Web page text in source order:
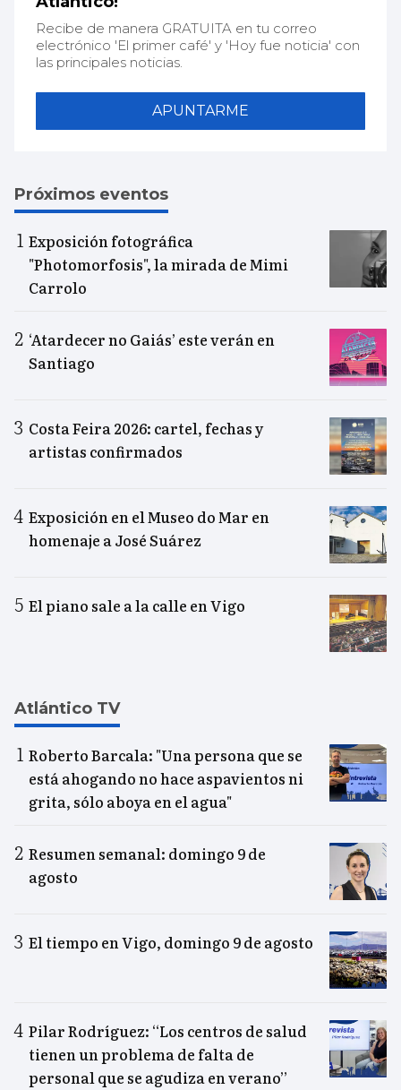
Recibe de manera GRATUITA en tu correo
electrónico 'El primer café' y 'Hoy fue noticia' con
las principales noticias.
APUNTARME
Próximos eventos
Exposición fotográfica
"Photomorfosis", la mirada de Mimi
Carrolo
‘Atardecer no Gaiás’ este verán en
Santiago
Costa Feira 2026: cartel, fechas y
artistas confirmados
Exposición en el Museo do Mar en
homenaje a José Suárez
El piano sale a la calle en Vigo
Atlántico TV
Roberto Barcala: "Una persona que se
está ahogando no hace aspavientos ni
grita, sólo aboya en el agua"
Resumen semanal: domingo 9 de
agosto
El tiempo en Vigo, domingo 9 de agosto
Pilar Rodríguez: “Los centros de salud
tienen un problema de falta de
personal que se agudiza en verano”